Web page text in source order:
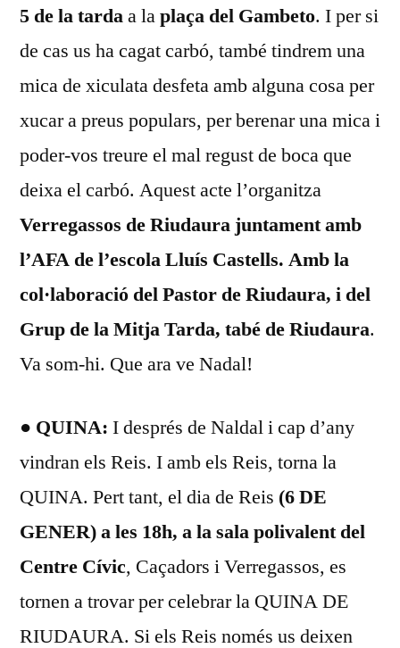
5 de la tardaa laplaça del Gambeto. I per si
de cas us ha cagat carbó, també tindrem una
mica de xiculata desfeta amb alguna cosa per
xucar a preus populars, per berenar una mica i
poder-vos treure el mal regust de boca que
deixa el carbó. Aquest acte l’organitza
Verregassos de Riudaura juntament amb
l’AFA de l’escola Lluís Castells. Amb la
col·laboració del Pastor de Riudaura, i del
Grup dela Mitja Tarda, tabé de Riudaura.
Va som-hi. Que ara ve Nadal!
● QUINA: I després de Naldal i cap d’any
vindran els Reis. I amb els Reis, torna la
QUINA. Pert tant, el dia de Reis (6 DE
GENER) a les 18h, a la sala polivalent del
Centre Cívic, Caçadors i Verregassos, es
tornen a trovar per celebrar la QUINA DE
RIUDAURA. Si els Reis només us deixen